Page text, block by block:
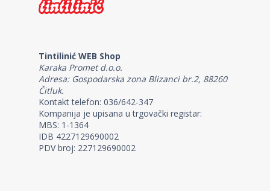
Tintilinić WEB Shop
Karaka Promet d.o.o.
Adresa: Gospodarska zona Blizanci br.2, 88260
Čitluk.
Kontakt telefon: 036/642-347
Kompanija je upisana u trgovački registar:
MBS: 1-1364
IDB 4227129690002
PDV broj: 227129690002